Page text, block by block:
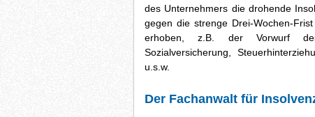
des Unternehmers die drohende
gegen die strenge Drei-Wochen-
erhoben, z.B. der Vorwurf der
Sozialversicherung,
u.s.w.
Der Fachanwalt für